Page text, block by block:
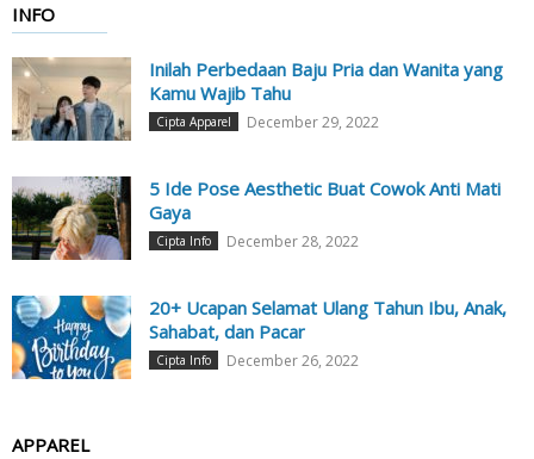
INFO
Inilah Perbedaan Baju Pria dan Wanita yang
Kamu Wajib Tahu
Cipta Apparel December 29, 2022
5 Ide Pose Aesthetic Buat Cowok Anti Mati
Gaya
Cipta Info December 28, 2022
20+ Ucapan Selamat Ulang Tahun Ibu, Anak,
Sahabat, dan Pacar
Cipta Info December 26, 2022
APPAREL